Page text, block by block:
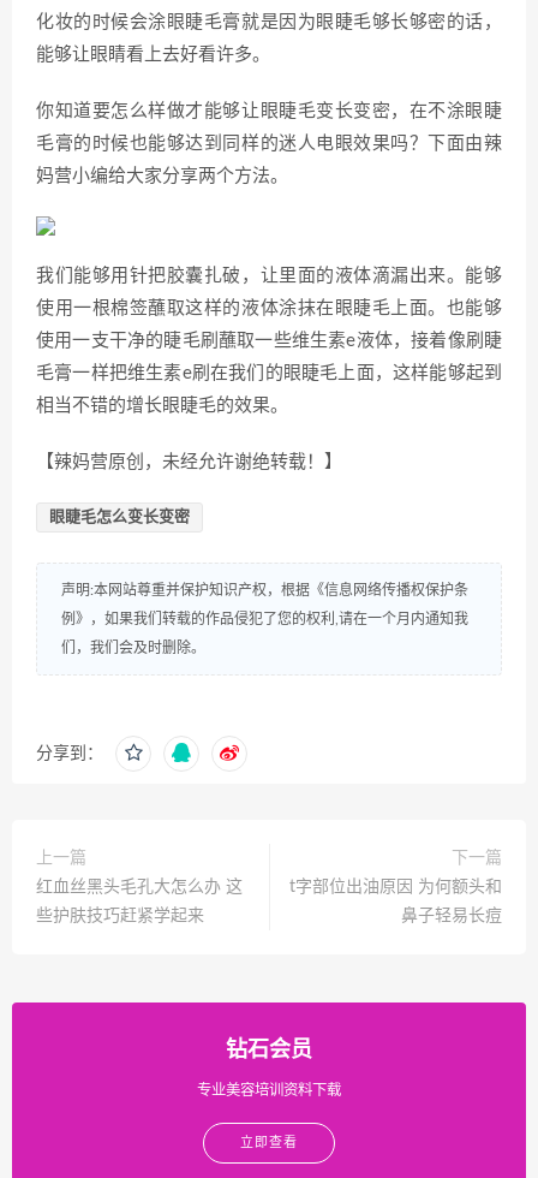
化妆的时候会涂眼睫毛膏就是因为眼睫毛够长够密的话，
能够让眼睛看上去好看许多。
你知道要怎么样做才能够让眼睫毛变长变密，在不涂眼睫
毛膏的时候也能够达到同样的迷人电眼效果吗？下面由辣
妈营小编给大家分享两个方法。
我们能够用针把胶囊扎破，让里面的液体滴漏出来。能够
使用一根棉签蘸取这样的液体涂抹在眼睫毛上面。也能够
使用一支干净的睫毛刷蘸取一些维生素e液体，接着像刷睫
毛膏一样把维生素e刷在我们的眼睫毛上面，这样能够起到
相当不错的增长眼睫毛的效果。
【辣妈营原创，未经允许谢绝转载！】
眼睫毛怎么变长变密
声明:本网站尊重并保护知识产权，根据《信息网络传播权保护条
例》，如果我们转载的作品侵犯了您的权利,请在一个月内通知我
们，我们会及时删除。
分享到：
上一篇
红血丝黑头毛孔大怎么办 这
些护肤技巧赶紧学起来
下一篇
t字部位出油原因 为何额头和
鼻子轻易长痘
钻石会员
专业美容培训资料下载
立即查看